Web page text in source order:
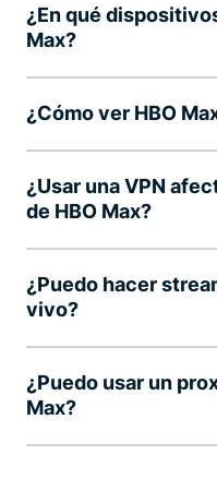
¿En qué
Max?
¿Cómo ver HBO
¿Usar una VPN
de HBO Max?
¿Puedo hacer
vivo?
¿Puedo usar un
Max?